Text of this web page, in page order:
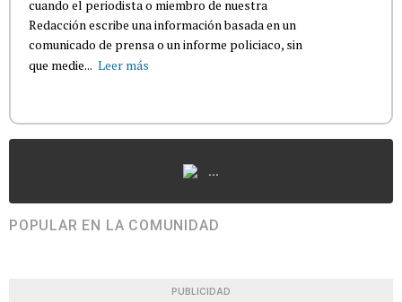
cuando el periodista o miembro de nuestra
Redacción escribe una información basada en un
comunicado de prensa o un informe policiaco, sin
que medie... Leer más
...
POPULAR EN LA COMUNIDAD
PUBLICIDAD